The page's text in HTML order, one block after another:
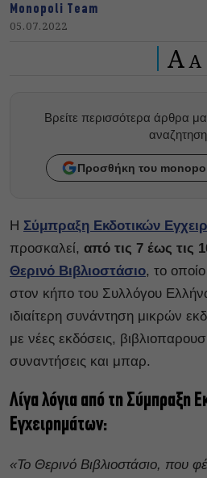
Monopoli Team
05.07.2022
A A
Βρείτε περισσότερα άρθρα
Προσθήκη του
Η Σύμπραξη Εκδοτικών
προσκαλεί, από τις 7 έως τις
Θερινό Βιβλιοστάσιο, το
στον κήπο του Συλλόγου
ιδιαίτερη συνάντηση μικρών
με νέες εκδόσεις,
συναντήσεις και μπαρ.
Λίγα λόγια από τη Σύμπραξη
Εγχειρημάτων:
«Το Θερινό Βιβλιοστάσιο, που